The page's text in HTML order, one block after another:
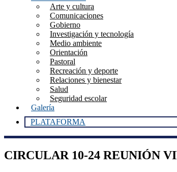
Arte y cultura
Comunicaciones
Gobierno
Investigación y tecnología
Medio ambiente
Orientación
Pastoral
Recreación y deporte
Relaciones y bienestar
Salud
Seguridad escolar
Galería
PLATAFORMA
CIRCULAR 10-24 REUNIÓN